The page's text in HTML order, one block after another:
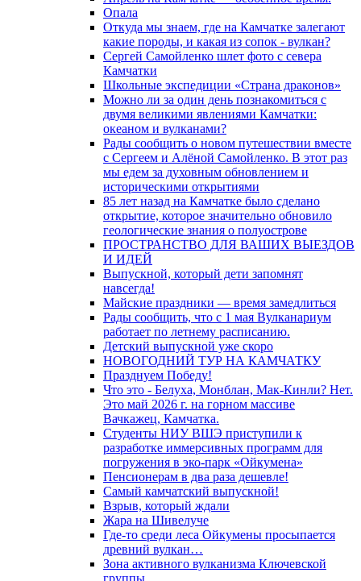
Опала
Откуда мы знаем, где на Камчатке залегают
какие породы, и какая из сопок - вулкан?
Сергей Самойленко шлет фото с севера
Камчатки
Школьные экспедиции «Страна драконов»
Можно ли за один день познакомиться с
двумя великими явлениями Камчатки:
океаном и вулканами?
Рады сообщить о новом путешествии вместе
с Сергеем и Алёной Самойленко. В этот раз
мы едем за духовным обновлением и
историческими открытиями
85 лет назад на Камчатке было сделано
открытие, которое значительно обновило
геологические знания о полуострове
ПРОСТРАНСТВО ДЛЯ ВАШИХ ВЫЕЗДОВ
И ИДЕЙ
Выпускной, который дети запомнят
навсегда!
Майские праздники — время замедлиться
Рады сообщить, что с 1 мая Вулканариум
работает по летнему расписанию.
Детский выпускной уже скоро
НОВОГОДНИЙ ТУР НА КАМЧАТКУ
Празднуем Победу!
Что это - Белуха, Монблан, Мак-Кинли? Нет.
Это май 2026 г. на горном массиве
Вачкажец, Камчатка.
Студенты НИУ ВШЭ приступили к
разработке иммерсивных программ для
погружения в эко-парк «Ойкумена»
Пенсионерам в два раза дешевле!
Самый камчатский выпускной!
Взрыв, который ждали
Жара на Шивелуче
Где-то среди леса Ойкумены просыпается
древний вулкан…
Зона активного вулканизма Ключевской
группы